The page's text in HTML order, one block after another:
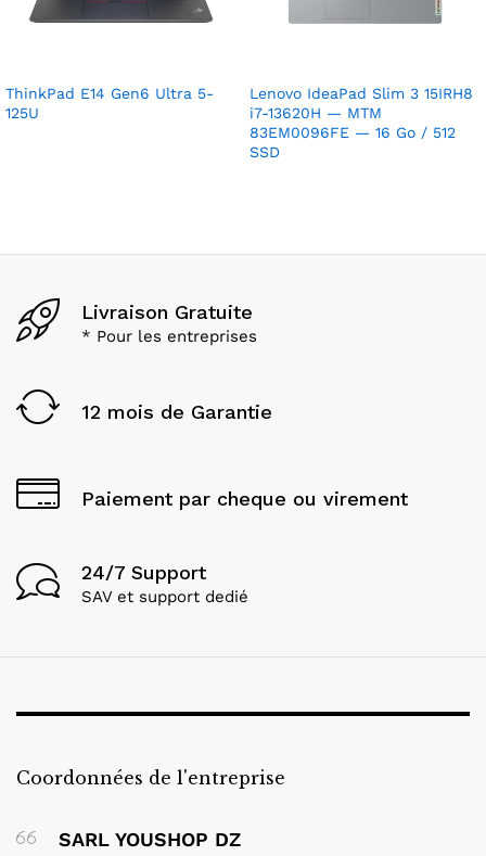
ThinkPad E14 Gen6 Ultra 5-
125U
Lenovo IdeaPad Slim 3 15IRH8
i7-13620H — MTM
83EM0096FE — 16 Go / 512
SSD
Livraison Gratuite
* Pour les entreprises
12 mois de Garantie
Paiement par cheque ou virement
24/7 Support
SAV et support dedié
Coordonnées de l'entreprise
SARL YOUSHOP DZ